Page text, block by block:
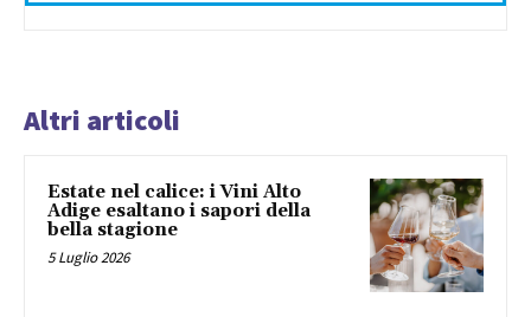
Altri articoli
Estate nel calice: i Vini Alto
Adige esaltano i sapori della
bella stagione
5 Luglio 2026